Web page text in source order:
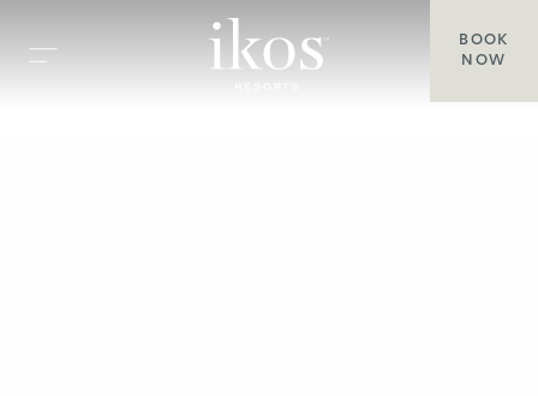
BOOK
NOW